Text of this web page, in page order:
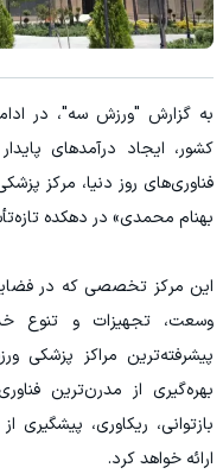
به گزارش "ورزش سه"، در
کشور، ایجاد درآمدهای
فناوری‌های روز دنیا، مرکز
بهنام محمدی» در دهکده
وسعت، تجهیزات و تنوع
پیشرفته‌ترین مراکز پزشکی
بهره‌گیری از مدرن‌ترین
بازتوانی، ریکاوری، پیشگیری
ارائه خواهد کرد.